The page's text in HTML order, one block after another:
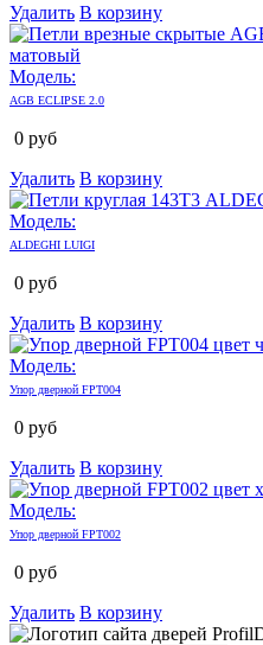
Удалить В корзину
Модель:
AGB ECLIPSE 2.0
0 руб
Удалить В корзину
Модель:
ALDEGHI LUIGI
0 руб
Удалить В корзину
Модель:
Упор дверной FPT004
0 руб
Удалить В корзину
Модель:
Упор дверной FPT002
0 руб
Удалить В корзину